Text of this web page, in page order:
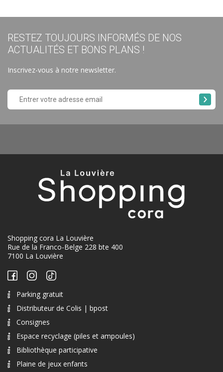
RESTEZ TOUJOURS INFORMÉS DE NOS
ACTUALITÉS ET BONS PLANS !
Inscrivez-vous à notre newsletter.
Shopping cora La Louvière
Rue de la Franco-Belge 228 bte 400
7100 La Louvière
Parking gratuit
Distributeur de Colis | bpost
Consignes
Espace recyclage (piles et ampoules)
Bibliothèque participative
Plaine de jeux enfants